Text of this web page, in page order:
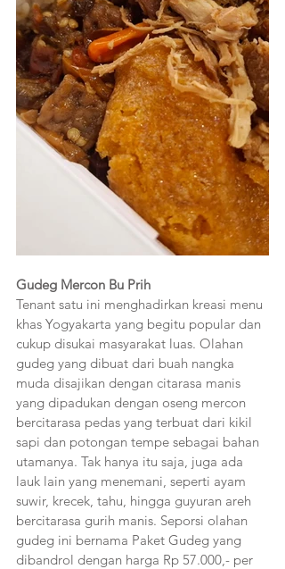
Gudeg Mercon Bu Prih
Tenant satu ini menghadirkan kreasi menu
khas Yogyakarta yang begitu popular dan
cukup disukai masyarakat luas. Olahan
gudeg yang dibuat dari buah nangka
muda disajikan dengan citarasa manis
yang dipadukan dengan oseng mercon
bercitarasa pedas yang terbuat dari kikil
sapi dan potongan tempe sebagai bahan
utamanya. Tak hanya itu saja, juga ada
lauk lain yang menemani, seperti ayam
suwir, krecek, tahu, hingga guyuran areh
bercitarasa gurih manis. Seporsi olahan
gudeg ini bernama Paket Gudeg yang
dibandrol dengan harga Rp 57.000,- per